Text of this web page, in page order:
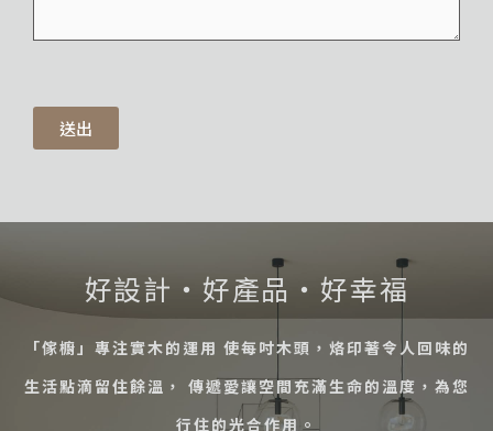
送出
好設計・好產品・好幸福
「傢櫥」專注實木的運用 使每吋木頭，烙印著令人回味的
生活點滴留住餘溫， 傳遞愛讓空間充滿生命的溫度，為您
行住的光合作用。